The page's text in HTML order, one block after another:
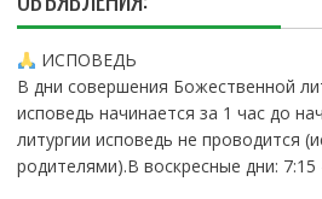
ИСПОВЕДЬ
В дни совершения Божественной
исповедь начинается за 1 час до
литургии исповедь не проводится
родителями).В воскресные дни: 7:15